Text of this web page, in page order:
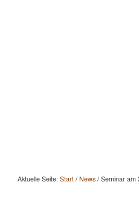
Aktuelle Seite: Start / News /Seminar am